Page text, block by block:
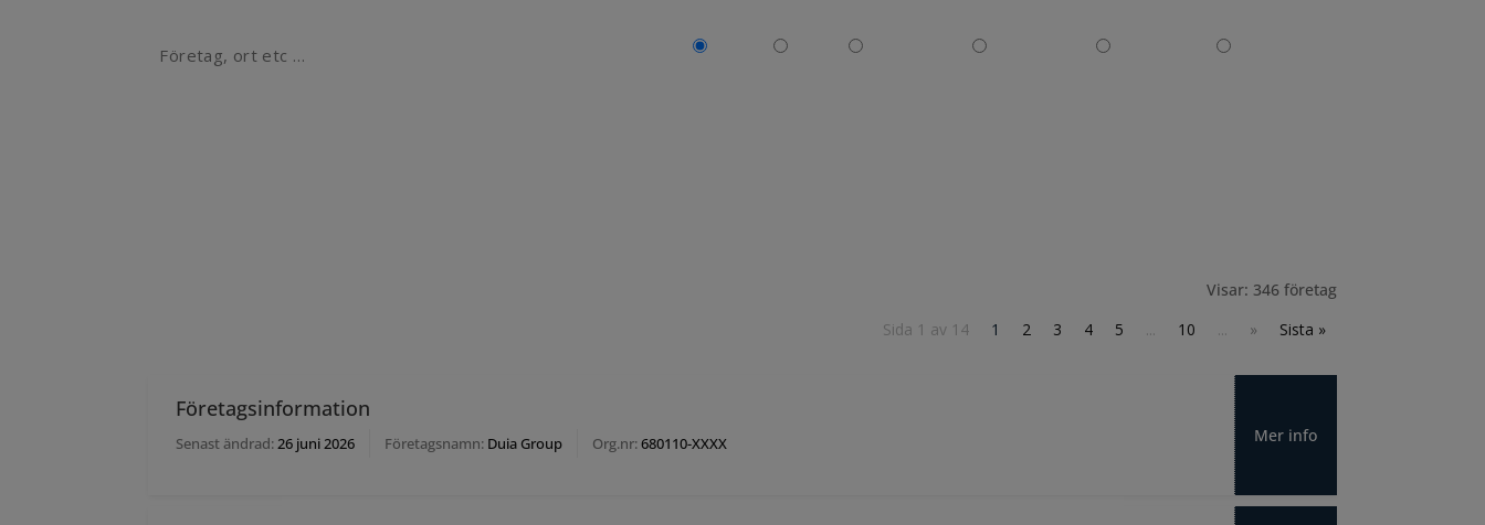
Sök
Visar: 346 företag
Sida 1 av 14
1 2 3 4 5 ... 10 ... » Sista »
Företagsinformation
Senast ändrad:26 juni 2026 Företagsnamn: Duia Group Org.nr:680110-XXXX Mer info